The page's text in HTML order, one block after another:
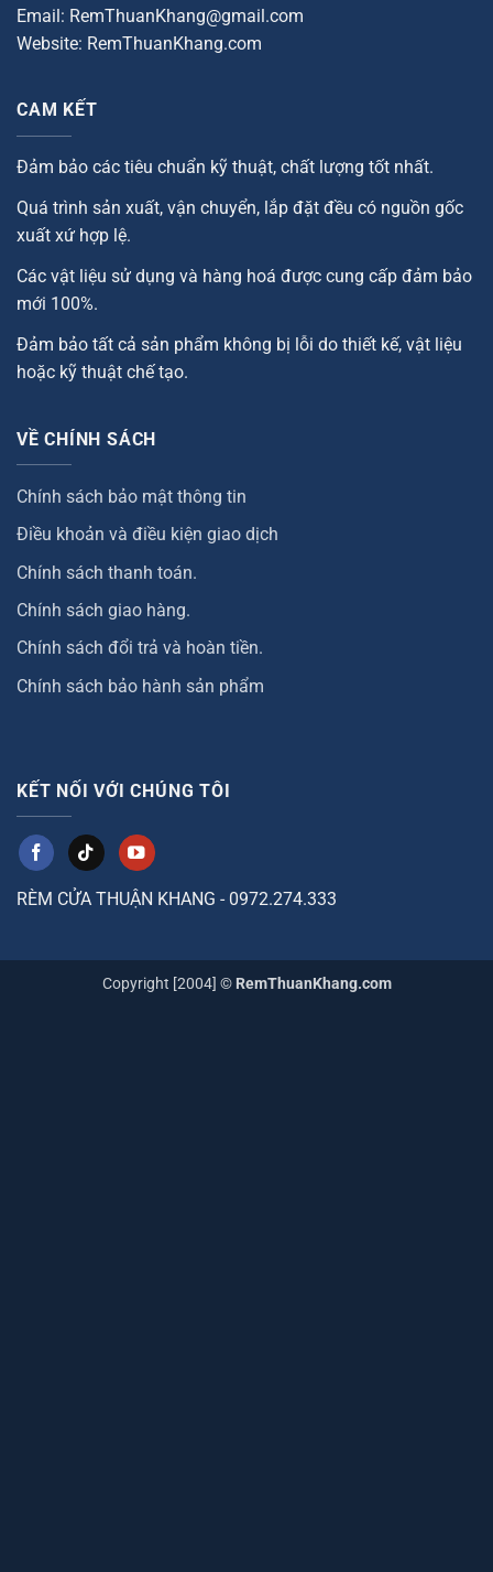
Email: RemThuanKhang@gmail.com
Website: RemThuanKhang.com
CAM KẾT
Đảm bảo các tiêu chuẩn kỹ thuật, chất lượng tốt nhất.
Quá trình sản xuất, vận chuyển, lắp đặt đều có nguồn gốc
xuất xứ hợp lệ.
Các vật liệu sử dụng và hàng hoá được cung cấp đảm bảo
mới 100%.
Đảm bảo tất cả sản phẩm không bị lỗi do thiết kế, vật liệu
hoặc kỹ thuật chế tạo.
VỀ CHÍNH SÁCH
Chính sách bảo mật thông tin
Điều khoản và điều kiện giao dịch
Chính sách thanh toán.
Chính sách giao hàng.
Chính sách đổi trả và hoàn tiền.
Chính sách bảo hành sản phẩm
KẾT NỐI VỚI CHÚNG TÔI
RÈM CỬA THUẬN KHANG - 0972.274.333
Copyright [2004] © RemThuanKhang.com